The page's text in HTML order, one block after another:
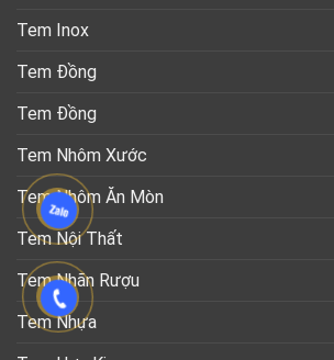
Tem Inox
Tem Đồng
Tem Đồng
Tem Nhôm Xước
Tem Nhôm Ăn Mòn
Tem Nội Thất
Tem Nhãn Rượu
Tem Nhựa